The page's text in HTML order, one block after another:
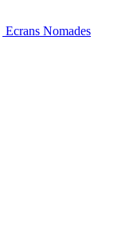
Ecrans Nomades